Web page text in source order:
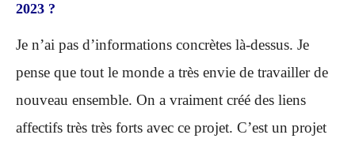
2023 ?
Je n’ai pas d’informations concrètes là-dessus. Je
pense que tout le monde a très envie de travailler de
nouveau ensemble. On a vraiment créé des liens
affectifs très très forts avec ce projet. C’est un projet